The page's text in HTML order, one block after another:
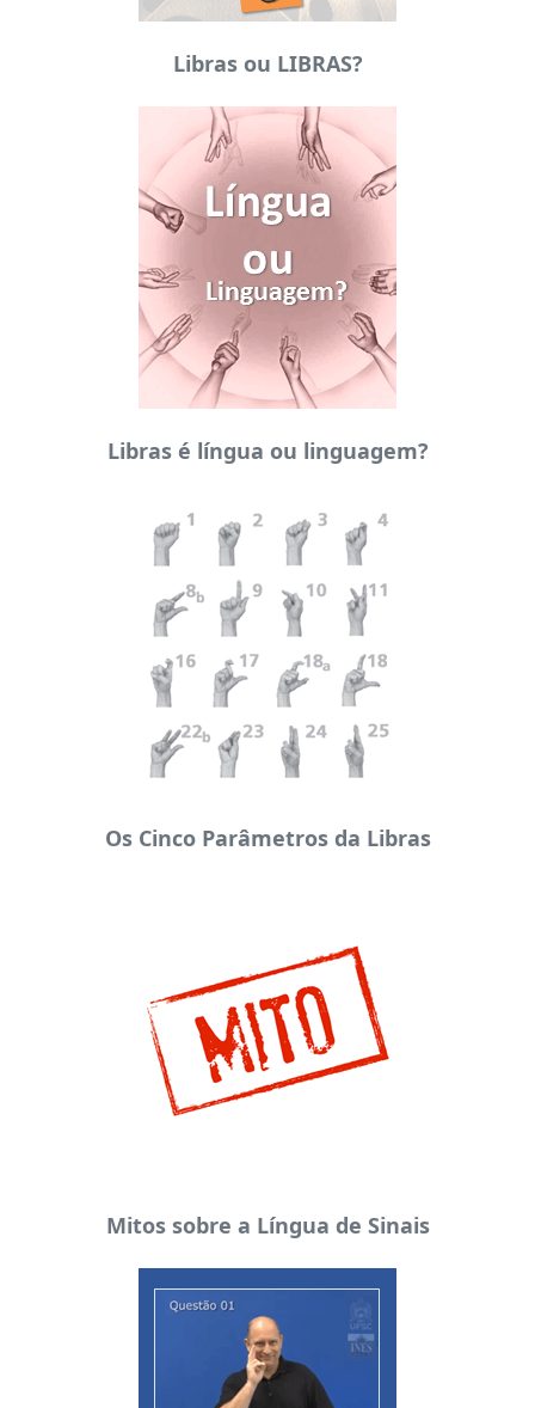
Libras ou LIBRAS?
Libras é língua ou linguagem?
Os Cinco Parâmetros da Libras
Mitos sobre a Língua de Sinais